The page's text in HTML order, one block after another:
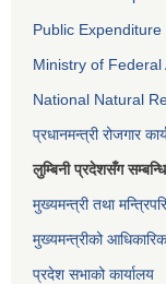
Public
Ministry of
National Natural
प्रधानमन्त्री रोजगार
लुम्बिनी प्रदेशसँग
मुख्यमन्त्री तथा
मुख्यमन्त्रीको
प्रदेश सभाको कार्यालय